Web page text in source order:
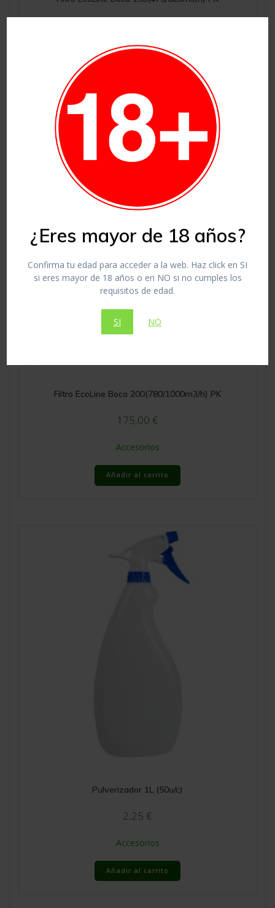
¿Eres mayor de 18 años?
Confirma tu edad para acceder a la web. Haz click en SI
si eres mayor de 18 años o en NO si no cumples los
requisitos de edad.
SI NO
Accesorios
Filtro EcoLine Boca 200(780/1000m3/h) PK
175,00 €
Accesorios
Añadir al carrito
Pulverizador 1L (50u/c)
2,25 €
Accesorios
Añadir al carrito